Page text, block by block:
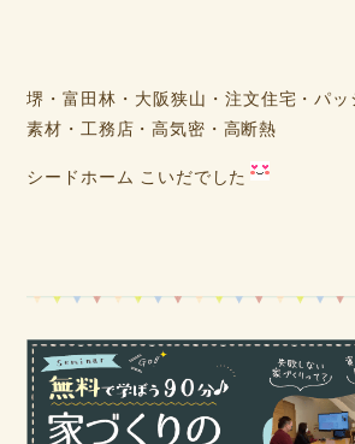
堺・富田林・大阪狭山・注文住宅・パ
素材・工務店・高気密・高断熱
シードホーム こいだでした